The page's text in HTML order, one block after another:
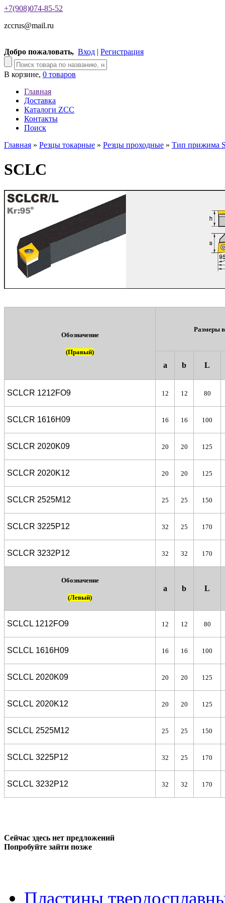
+7(908)074-85-52
zccrus@mail.ru
Добро пожаловать, Вход | Регистрация
В корзине, 0 товаров
Главная
Доставка
Каталоги ZCC
Контакты
Поиск
Главная » Резцы токарные » Резцы проходные » Тип прижима
SCLC
Обозначение
(Правый)
Размеры
a b L
SCLCR 1212FO9 12 12 80
SCLCR 1616H09 16 16 100
SCLCR 2020K09 20 20 125
SCLCR 2020K12 20 20 125
SCLCR 2525M12 25 25 150
SCLCR 3225P12 32 25 170
SCLCR 3232P12 32 32 170
Обозначение
(Левый)
a b L
SCLCL 1212FO9 12 12 80
SCLCL 1616H09 16 16 100
SCLCL 2020K09 20 20 125
SCLCL 2020K12 20 20 125
SCLCL 2525M12 25 25 150
SCLCL 3225P12 32 25 170
SCLCL 3232P12 32 32 170
Сейчас здесь нет предложений
Попробуйте зайти позже
Пластины